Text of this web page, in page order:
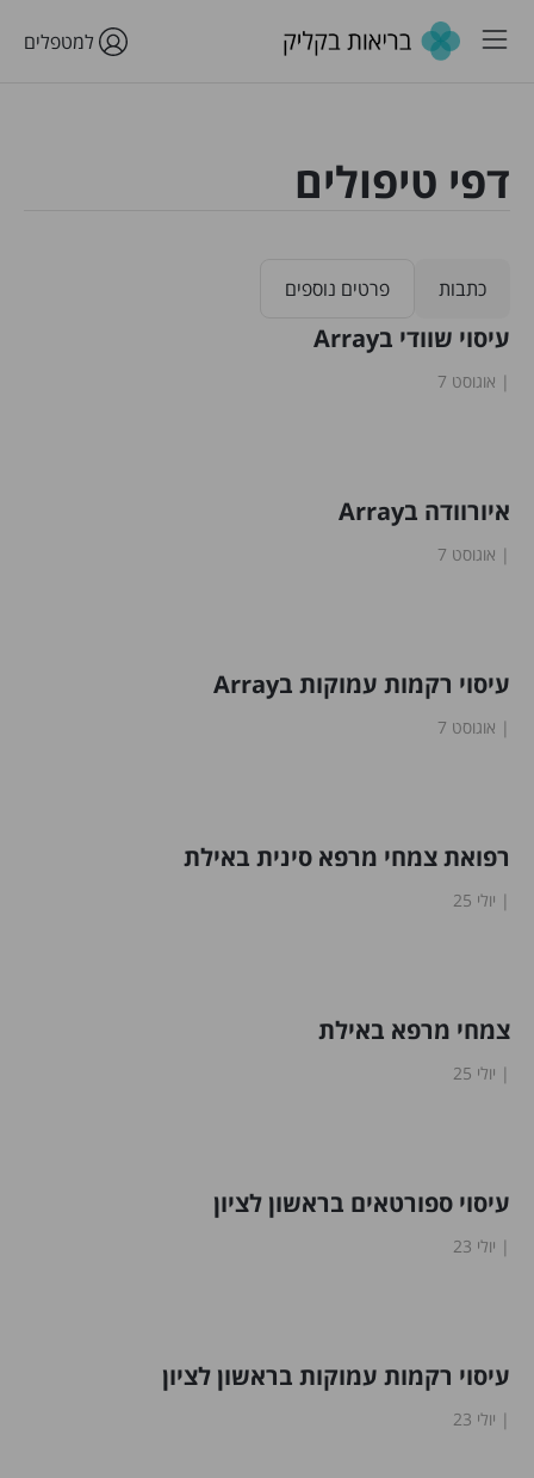
למטפלים
דפי טיפולים
כתבות פרטים נוספים
עיסוי שוודי בArray
אוגוסט 7
איורוודה בArray
אוגוסט 7
עיסוי רקמות עמוקות בArray
אוגוסט 7
רפואת צמחי מרפא סינית באילת
יולי 25
צמחי מרפא באילת
יולי 25
עיסוי ספורטאים בראשון לציון
יולי 23
עיסוי רקמות עמוקות בראשון לציון
יולי 23